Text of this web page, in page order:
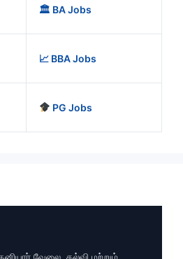
🏛️ BA Jobs
📈 BBA Jobs
PG Jobs
வேலை, கல்வி மற்றும்